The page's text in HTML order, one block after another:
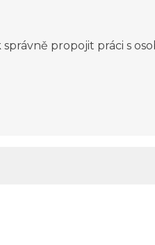
propojit práci s